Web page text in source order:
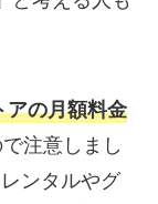
アの月額料金
注意しまし
ンタルやグ